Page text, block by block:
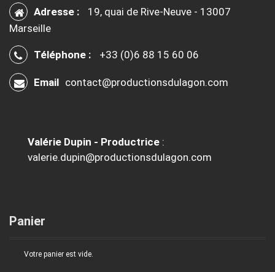
Adresse :
19, quai de Rive-Neuve - 13007
Marseille
Téléphone : +33 (0)6 88 15 60 06
Email contact@productionsdulagon.com
Valérie Dupin - Productrice :
valerie.dupin@productionsdulagon.com
Panier
Votre panier est vide.